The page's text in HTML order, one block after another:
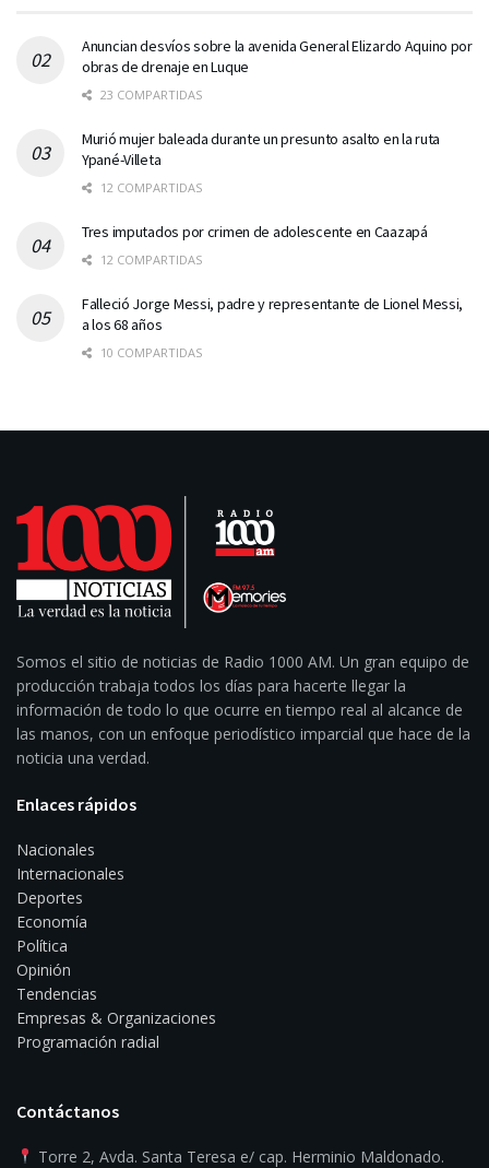
Anuncian desvíos sobre la avenida General Elizardo Aquino por
obras de drenaje en Luque
23 COMPARTIDAS
Murió mujer baleada durante un presunto asalto en la ruta
Ypané-Villeta
12 COMPARTIDAS
Tres imputados por crimen de adolescente en Caazapá
12 COMPARTIDAS
Falleció Jorge Messi, padre y representante de Lionel Messi,
a los 68 años
10 COMPARTIDAS
Somos el sitio de noticias de Radio 1000 AM. Un gran equipo de
producción trabaja todos los días para hacerte llegar la
información de todo lo que ocurre en tiempo real al alcance de
las manos, con un enfoque periodístico imparcial que hace de la
noticia una verdad.
Enlaces rápidos
Nacionales
Internacionales
Deportes
Economía
Política
Opinión
Tendencias
Empresas & Organizaciones
Programación radial
Contáctanos
Torre 2, Avda. Santa Teresa e/ cap. Herminio Maldonado.